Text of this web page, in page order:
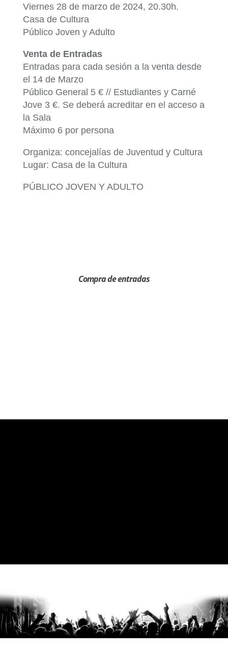
Viernes 28 de marzo de 2024, 20.30h.
Casa de Cultura
Público Joven y Adulto
Venta de Entradas
Entradas para cada sesión a la venta desde
el 14 de Marzo
Público General 5 € // Estudiantes y Carné
Jove 3 €. Se deberá acreditar en el acceso a
la Sala
Máximo 6 por persona
Organiza: concejalías de Juventud y Cultura
Lugar: Casa de la Cultura
PÚBLICO JOVEN Y ADULTO
Compra de entradas